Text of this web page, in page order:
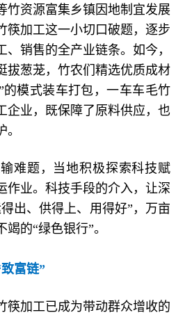
竹资源富集乡镇因地制宜发展
筷加工这一小切口破题，逐步
销售的全产业链条。如今，
拔葱茏，竹农们精选优质成材
的模式装车打包，一车车毛竹
企业，既保障了原料供应，也
题，当地积极探索科技赋
作业。科技手段的介入，让深
出、供得上、用得好”，万亩
的“绿色银行”。
富链”
加工已成为带动群众增收的